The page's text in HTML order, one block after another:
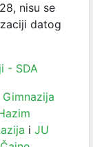
nisu se
datog
- SDA
Gimnazija
i JU